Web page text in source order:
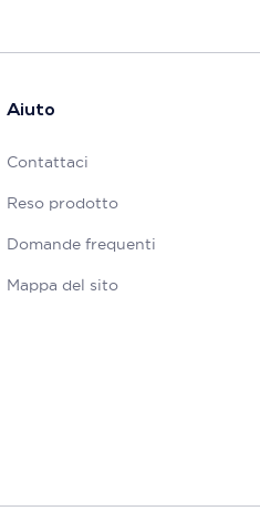
Aiuto
Contattaci
Reso prodotto
Domande frequenti
Mappa del sito